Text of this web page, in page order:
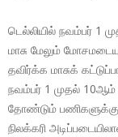
டெல்லியில் நவம்பர் 1
மாசு மேலும்
தவிர்க்க மாசுக்
நவம்பர் 1 முதல் 10ஆம்
தோண்டும்
நிலக்கரி